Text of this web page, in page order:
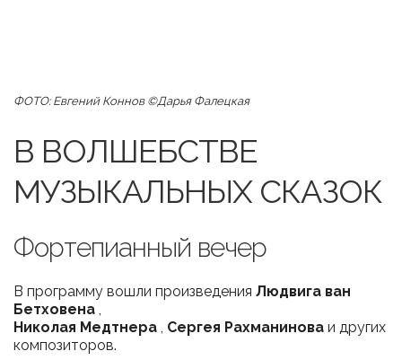
ФОТО:Евгений Коннов ©Дарья Фалецкая
В ВОЛШЕБСТВЕ
МУЗЫКАЛЬНЫХ СКАЗОК
Фортепианный вечер
В программу вошли произведения Людвига ван
Бетховена ,
Николая Медтнера , Сергея Рахманинова и других
композиторов.